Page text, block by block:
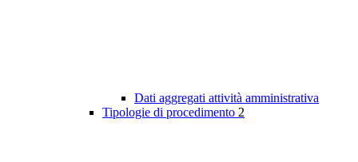
Dati aggregati attività amministrativa
Tipologie di procedimento 2